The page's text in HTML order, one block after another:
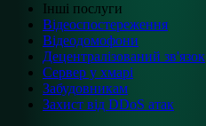
Інші послуги
Відеоспостереження
Відеодомофони
Децентралізований зв'язок
Сервер у хмарі
Забудовникам
Захист від DDoS атак